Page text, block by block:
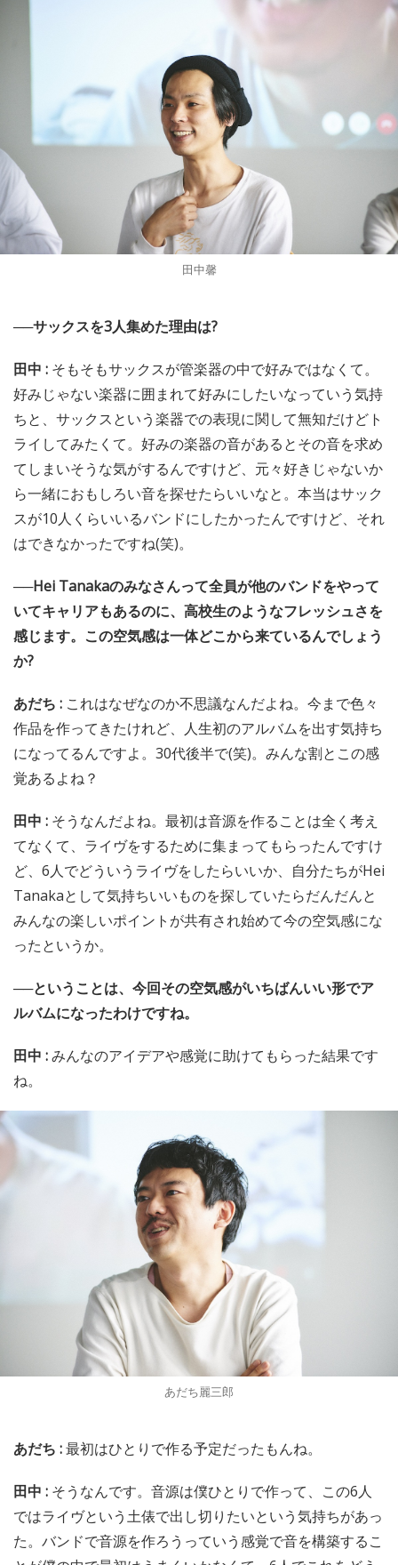
田中馨
──サックスを3人集めた理由は?
田中 : そもそもサックスが管楽器の中で好みではなくて。
好みじゃない楽器に囲まれて好みにしたいなっていう気持
ちと、サックスという楽器での表現に関して無知だけどト
ライしてみたくて。好みの楽器の音があるとその音を求め
てしまいそうな気がするんですけど、元々好きじゃないか
ら一緒におもしろい音を探せたらいいなと。本当はサック
スが10人くらいいるバンドにしたかったんですけど、それ
はできなかったですね(笑)。
──Hei Tanakaのみなさんって全員が他のバンドをやって
いてキャリアもあるのに、高校生のようなフレッシュさを
感じます。この空気感は一体どこから来ているんでしょう
か?
あだち : これはなぜなのか不思議なんだよね。今まで色々
作品を作ってきたけれど、人生初のアルバムを出す気持ち
になってるんですよ。30代後半で(笑)。みんな割とこの感
覚あるよね？
田中 : そうなんだよね。最初は音源を作ることは全く考え
てなくて、ライヴをするために集まってもらったんですけ
ど、6人でどういうライヴをしたらいいか、自分たちがHei
Tanakaとして気持ちいいものを探していたらだんだんと
みんなの楽しいポイントが共有され始めて今の空気感にな
ったというか。
──ということは、今回その空気感がいちばんいい形でア
ルバムになったわけですね。
田中 :みんなのアイデアや感覚に助けてもらった結果です
ね。
あだち麗三郎
あだち :最初はひとりで作る予定だったもんね。
田中 : そうなんです。音源は僕ひとりで作って、この6人
ではライヴという土俵で出し切りたいという気持ちがあっ
た。バンドで音源を作ろうっていう感覚で音を構築するこ